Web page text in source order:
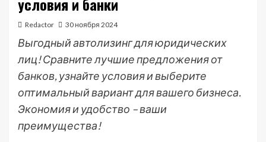
Redactor 30 ноября 2024
Выгодный автолизинг для юридических
лиц! Сравните лучшие предложения от
банков, узнайте условия и выберите
оптимальный вариант для вашего бизнеса.
Экономия и удобство – ваши
преимущества!